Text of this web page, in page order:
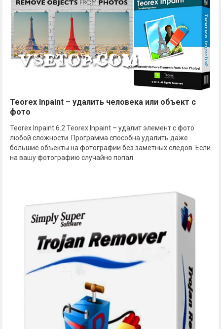
Teorex Inpaint – удалить человека или объект с
фото
Teorex Inpaint 6.2 Teorex Inpaint – удалит элемент с фото
любой сложности. Программа способна удалить даже
большие объекты на фотографии без заметных следов. Если
на вашу фотографию случайно попал